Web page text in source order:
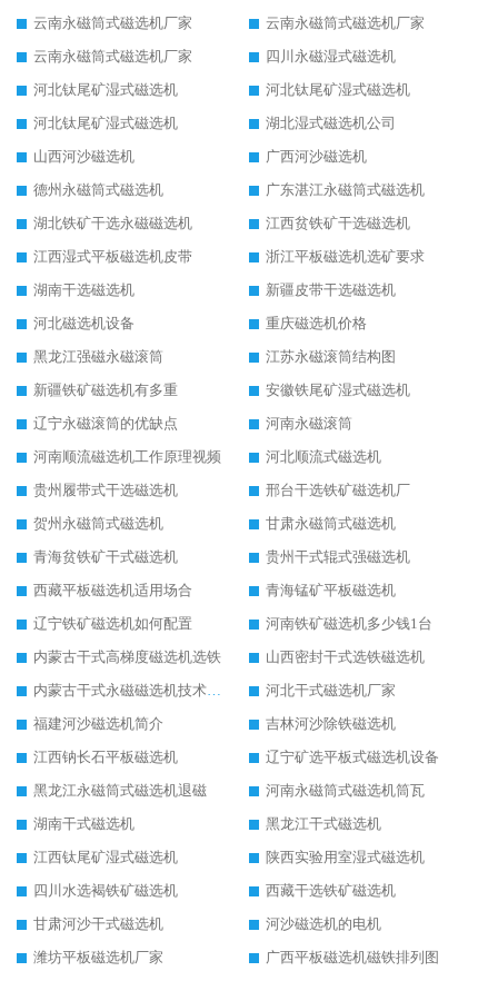
云南永磁筒式磁选机厂家
云南永磁筒式磁选机厂家
云南永磁筒式磁选机厂家
四川永磁湿式磁选机
河北钛尾矿湿式磁选机
河北钛尾矿湿式磁选机
河北钛尾矿湿式磁选机
湖北湿式磁选机公司
山西河沙磁选机
广西河沙磁选机
德州永磁筒式磁选机
广东湛江永磁筒式磁选机
湖北铁矿干选永磁磁选机
江西贫铁矿干选磁选机
江西湿式平板磁选机皮带
浙江平板磁选机选矿要求
湖南干选磁选机
新疆皮带干选磁选机
河北磁选机设备
重庆磁选机价格
黑龙江强磁永磁滚筒
江苏永磁滚筒结构图
新疆铁矿磁选机有多重
安徽铁尾矿湿式磁选机
辽宁永磁滚筒的优缺点
河南永磁滚筒
河南顺流磁选机工作原理视频
河北顺流式磁选机
贵州履带式干选磁选机
邢台干选铁矿磁选机厂
贺州永磁筒式磁选机
甘肃永磁筒式磁选机
青海贫铁矿干式磁选机
贵州干式辊式强磁选机
西藏平板磁选机适用场合
青海锰矿平板磁选机
辽宁铁矿磁选机如何配置
河南铁矿磁选机多少钱1台
内蒙古干式高梯度磁选机选铁
山西密封干式选铁磁选机
内蒙古干式永磁磁选机技术要求
河北干式磁选机厂家
福建河沙磁选机简介
吉林河沙除铁磁选机
江西钠长石平板磁选机
辽宁矿选平板式磁选机设备
黑龙江永磁筒式磁选机退磁
河南永磁筒式磁选机筒瓦
湖南干式磁选机
黑龙江干式磁选机
江西钛尾矿湿式磁选机
陕西实验用室湿式磁选机
四川水选褐铁矿磁选机
西藏干选铁矿磁选机
甘肃河沙干式磁选机
河沙磁选机的电机
潍坊平板磁选机厂家
广西平板磁选机磁铁排列图